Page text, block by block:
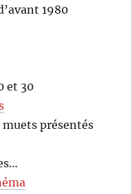
1980
et 30
présentés